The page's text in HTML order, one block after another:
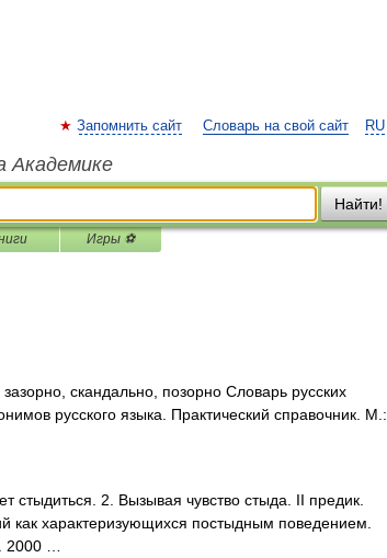
RU
Запомнить сайт Словарь на свой сайт
Академике
Найти!
Игры ⚽
скандально, позорно Словарь русских
русского языка. Практический справочник. М.:
стыдиться. 2. Вызывая чувство стыда. II предик.
как характеризующихся постыдным поведением.
…